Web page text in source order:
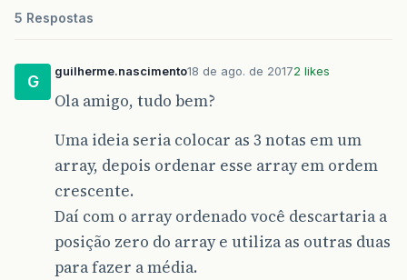
5 Respostas
G
guilherme.nascimento18 de ago. de 20172 likes
Ola amigo, tudo bem?
Uma ideia seria colocar as 3 notas em um
array, depois ordenar esse array em ordem
crescente.
Daí com o array ordenado você descartaria a
posição zero do array e utiliza as outras duas
para fazer a média.